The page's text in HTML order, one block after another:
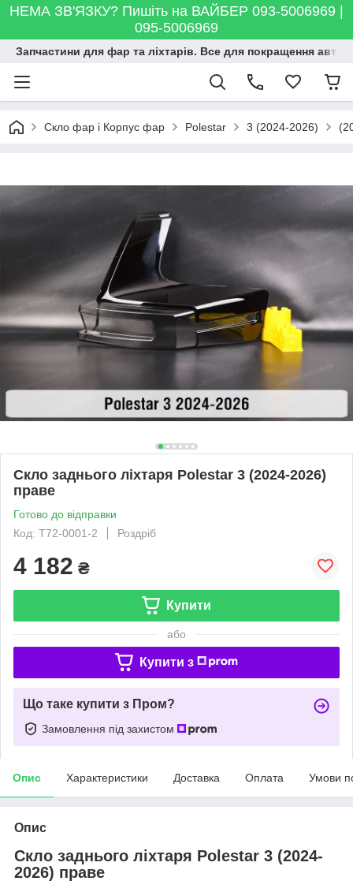
НЕМА ЗВ'ЯЗКУ? Пишіть на ВАЙБЕР 093-5006969 |
095-5006969
Запчастини для фар та ліхтарів. Все для покращення
Скло фар і Корпус фар Polestar 3 (2024-2026)
Скло заднього ліхтаря Polestar 3 (2024-2026)
праве
Готово до відправки
Код: T72-0001-2
Роздріб
4 182 ₴
Купити
або
Купити з
Що таке купити з Пром?
Замовлення під захистом
Опис Характеристики Доставка Оплата Умови
Опис
Скло заднього ліхтаря Polestar 3 (2024-
2026) праве